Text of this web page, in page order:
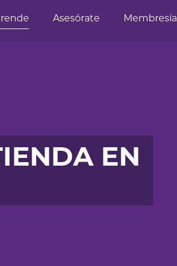
Asesórate Membresía
EN